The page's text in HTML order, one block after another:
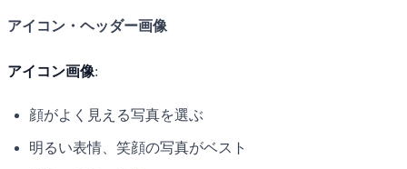
アイコン・ヘッダー画像
アイコン画像:
顔がよく見える写真を選ぶ
明るい表情、笑顔の写真がベスト